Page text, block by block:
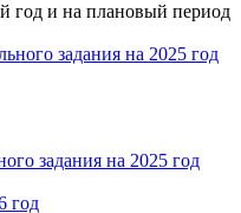
год и на плановый период
задания на 2025 год